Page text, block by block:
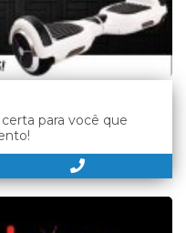
para você que